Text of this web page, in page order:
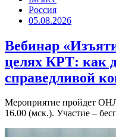
Россия
05.08.2026
Вебинар
целях КРТ: как
справедливой
Мероприятие пройдет
16.00 (мск.). Участие –